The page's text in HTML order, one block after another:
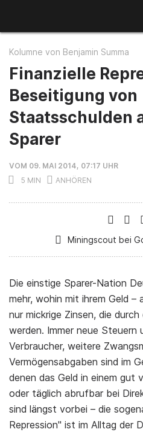
Kupfer Gold
Aluminium
Seltene Erden Lithium
Kolumne von Benjamin Summa
Finanzielle
Beseitigung von
Staatsschulden
Sparer
VOM 09. MAI 2014, 07:17 UHR
5 MIN
Miningscout bei
Die einstige Sparer-Nation
mehr, wohin mit ihrem Geld –
nur mickrige Zinsen, die
werden. Immer neue Steuern
Verbraucher, weitere
Vermögensabgaben sind im
denen das Geld in einem gut
oder täglich abrufbar bei
sind längst vorbei – die
Repression" ist im Alltag der